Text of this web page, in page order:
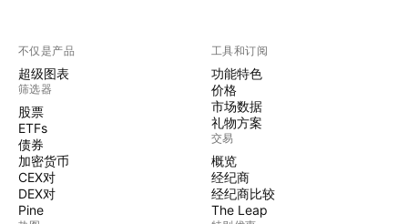
不仅是产品
超级图表
筛选器
股票
ETFs
债券
加密货币
CEX对
DEX对
Pine
工具和订阅
功能特色
价格
市场数据
礼物方案
交易
概览
经纪商
经纪商比较
The Leap